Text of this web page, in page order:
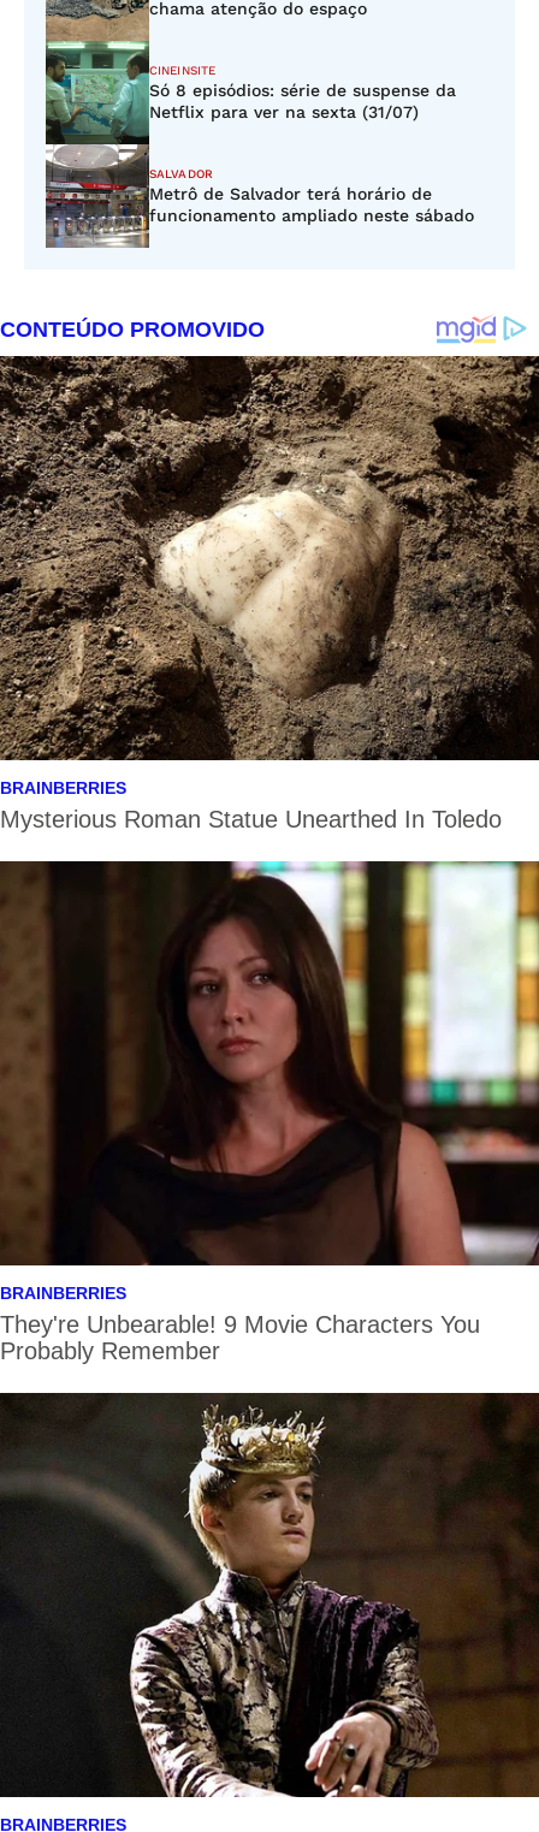
chama atenção do espaço
CINEINSITE
Só 8 episódios: série de suspense da
Netflix para ver na sexta (31/07)
SALVADOR
Metrô de Salvador terá horário de
funcionamento ampliado neste sábado